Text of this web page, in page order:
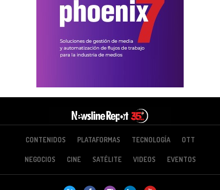
CONTENIDOS PLATAFORMAS TECNOLOGÍA OTT
NEGOCIOS CINE SATÉLITE VIDEOS EVENTOS